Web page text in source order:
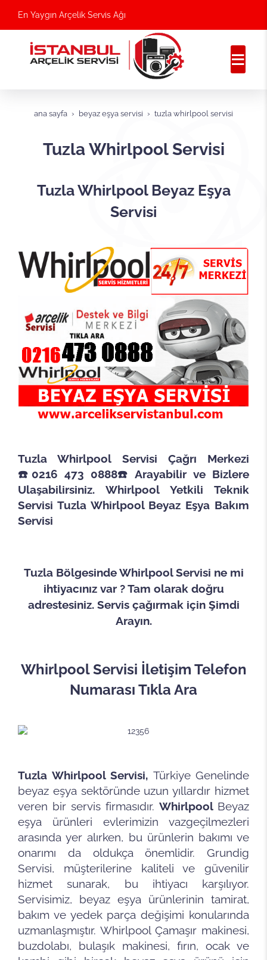
En Yaygın Arçelik Servis Ağı
ana sayfa beyaz eşya servisi tuzla whirlpool servisi
Tuzla Whirlpool Servisi
Tuzla Whirlpool Beyaz Eşya
Servisi
Tuzla Whirlpool Servisi Çağrı Merkezi
☎️0216 473 0888☎️Arayabilir ve Bizlere
Ulaşabilirsiniz. Whirlpool Yetkili Teknik
Servisi Tuzla Whirlpool Beyaz Eşya Bakım
Servisi
Tuzla Bölgesinde Whirlpool Servisi ne mi
ihtiyacınız var ? Tam olarak doğru
adrestesiniz. Servis çağırmak için Şimdi
Arayın.
Whirlpool Servisi İletişim Telefon
Numarası Tıkla Ara
Tuzla Whirlpool Servisi, Türkiye Genelinde
beyaz eşya sektöründe uzun yıllardır hizmet
veren bir servis firmasıdır. Whirlpool Beyaz
eşya ürünleri evlerimizin vazgeçilmezleri
arasında yer alırken, bu ürünlerin bakımı ve
onarımı da oldukça önemlidir. Grundig
Servisi, müşterilerine kaliteli ve güvenilir
hizmet sunarak, bu ihtiyacı karşılıyor.
Servisimiz, beyaz eşya ürünlerinin tamirat,
bakım ve yedek parça değişimi konularında
uzmanlaşmıştır. Whirlpool Çamaşır makinesi,
buzdolabı, bulaşık makinesi, fırın, ocak ve